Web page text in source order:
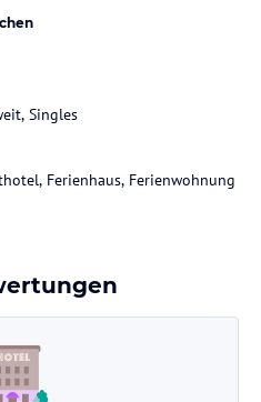
Singles
Ferienhaus, Ferienwohnung